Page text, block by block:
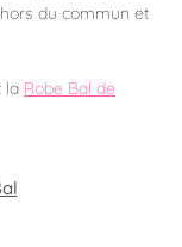
du commun et
la Robe Bal de